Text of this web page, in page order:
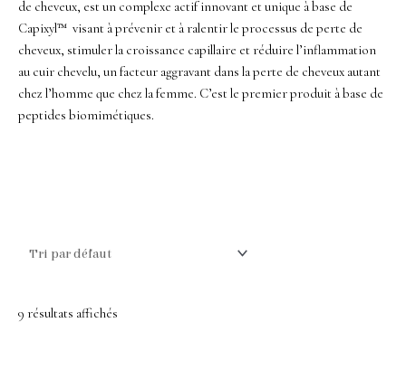
de cheveux, est un complexe actif innovant et unique à base de
Capixyl™ visant à prévenir et à ralentir le processus de perte de
cheveux, stimuler la croissance capillaire et réduire l’inflammation
au cuir chevelu, un facteur aggravant dans la perte de cheveux autant
chez l’homme que chez la femme. C’est le premier produit à base de
peptides biomimétiques.
9 résultats affichés